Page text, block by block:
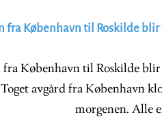
fra København til Roskilde
fra København til Roskilde
avgård fra København
morgenen. Alle